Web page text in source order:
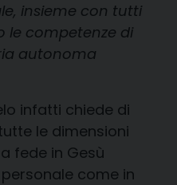
insieme con tutti
le competenze di
autonoma
infatti chiede di
le dimensioni
fede in Gesù
come in